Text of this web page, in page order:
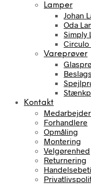
Lamper
Johan
Oda
Simply
Circulo
Vareprøver
Kontakt
Forhandlere
Opmåling
Montering
Velgørenhed
Returnering